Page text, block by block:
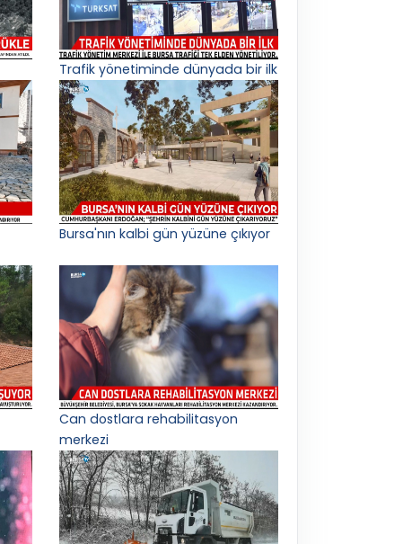
Trafik yönetiminde dünyada bir ilk
Bursa'nın kalbi gün yüzüne çıkıyor
Can dostlara rehabilitasyon
merkezi